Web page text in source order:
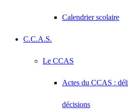
Calendrier scolaire
C.C.A.S.
Le CCAS
Actes du CCAS :
décisions